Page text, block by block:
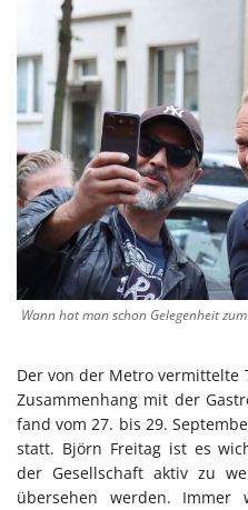
Wann hat man schon Gelegenheit
Der von der Metro
Zusammenhang mit der
fand vom 27. bis 29.
statt. Björn Freitag ist es
der Gesellschaft aktiv zu
übersehen werden.